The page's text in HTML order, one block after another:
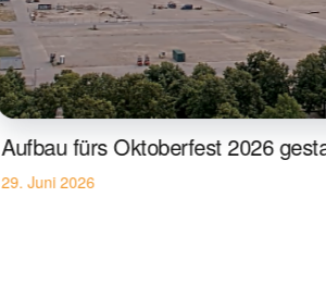
Aufbau fürs Oktoberfest 2026
29. Juni 2026